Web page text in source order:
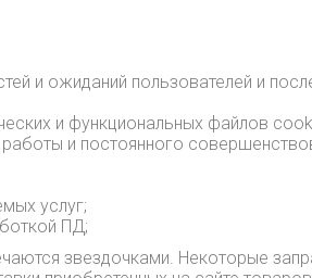
и ожиданий пользователей и
и функциональных файлов
и постоянного
услуг;
ПД;
звездочками. Некоторые